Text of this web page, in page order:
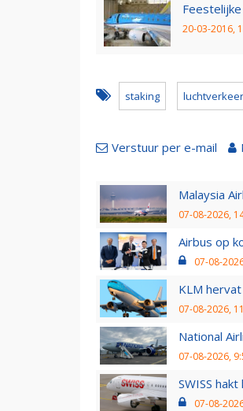
20-03-2016,
staking
Verstuur per e-mail
Malaysia
07-08-2026,
Airbus op
07-08-
KLM
07-08-2026,
National
07-08-2026,
SWISS
07-08-